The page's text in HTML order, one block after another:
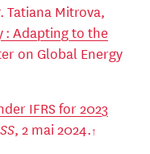
Tatiana Mitrova,
: Adapting to the
on Global Energy
IFRS for 2023
, 2 mai 2024.